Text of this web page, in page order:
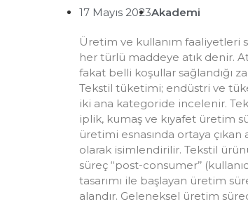
17 Mayıs 2023Akademi
Üretim ve kullanım faaliyetleri
her türlü maddeye atık denir.
fakat belli koşullar sağlandığı
Tekstil tüketimi; endüstri ve
iki ana kategoride incelenir.
iplik, kumaş ve kıyafet üretim
üretimi esnasında ortaya çıkan
olarak isimlendirilir. Tekstil
süreç ‘‘post-consumer’’
tasarımı ile başlayan üretim
alandır. Geleneksel üretim